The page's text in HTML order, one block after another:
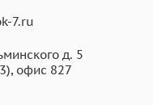
7.ru
д. 5
офис 827